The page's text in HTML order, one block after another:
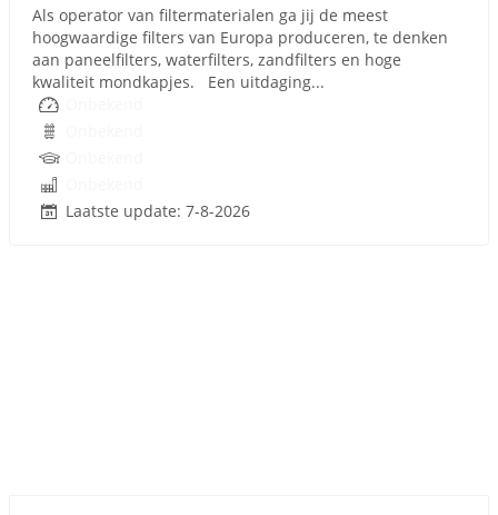
Als operator van filtermaterialen ga jij de meest
hoogwaardige filters van Europa produceren, te denken
aan paneelfilters, waterfilters, zandfilters en hoge
kwaliteit mondkapjes. Een uitdaging...
Laatste update: 7-8-2026